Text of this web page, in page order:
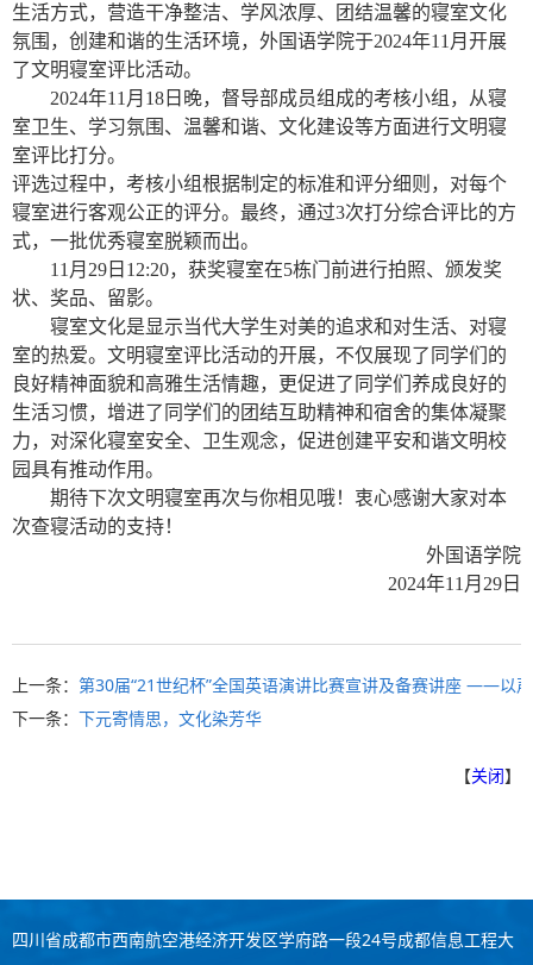
生活方式，营造干净整洁、学风浓厚、团结温馨的寝室文化
氛围，创建和谐的生活环境，外国语学院于2024年11月 开展
了文明寝室评比活动。
2024年11 月 18 日晚， 督导部成员组成的考核小组，从寝
室卫生、学习氛围、温馨和谐、文化建设等方面进行文明寝
室评比打分。
评选过程中，考核小组根据制定的标准和评分细则，对每个
寝室进行客观公正的评分。最终，通过3次打分综合评比的方
式，一批优秀寝室脱颖而出。
11月29日12:20，获奖寝室在5栋门前进行拍照、颁发奖
状、奖品、留影。
寝室文化是显示当代大学生对美的追求和对生活、对寝
室的热爱。文明寝室评比活动的开展，不仅展现了同学们的
良好精神面貌和高雅生活情趣，更促进了同学们养成良好的
生活习惯，增进了同学们的团结互助精神和宿舍的集体凝聚
力，对深化寝室安全、卫生观念，促进创建平安和谐文明校
园具有推动作用。
期待下次文明寝室再次与你相见哦！衷心感谢大家对本
次查寝活动的支持！
外国语学院
2024年11月29日
上一条： 第30届“21世纪杯”全国英语演讲比赛宣讲及备赛讲座 ——以
下一条： 下元寄情思，文化染芳华
【关闭】
四川省成都市西南航空港经济开发区学府路一段24号成都信息工程大